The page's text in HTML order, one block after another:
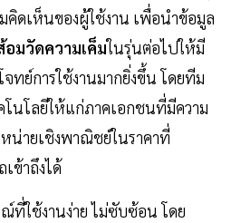
คิดเห็นของผู้ใช้งาน เพื่อนำข้อมูล
อมวัดความเค็มในรุ่นต่อไปให้มี
ย์การใช้งานมากยิ่งขึ้น โดยทีม
นโลยีให้แก่ภาคเอกชนที่มีความ
น่ายเชิงพาณิชย์ในราคาที่
ข้าถึงได้
ณ์ที่ใช้งานง่าย ไม่ซับซ้อน โดย